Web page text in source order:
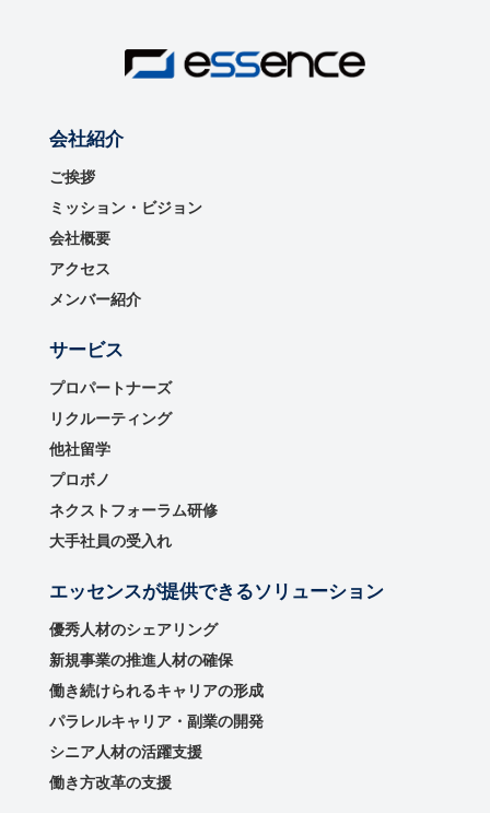
会社紹介
ご挨拶
ミッション・ビジョン
会社概要
アクセス
メンバー紹介
サービス
プロパートナーズ
リクルーティング
他社留学
プロボノ
ネクストフォーラム研修
大手社員の受入れ
エッセンスが提供できるソリューション
優秀⼈材のシェアリング
新規事業の推進⼈材の確保
働き続けられるキャリアの形成
パラレルキャリア・副業の開発
シニア人材の活躍支援
働き方改革の支援